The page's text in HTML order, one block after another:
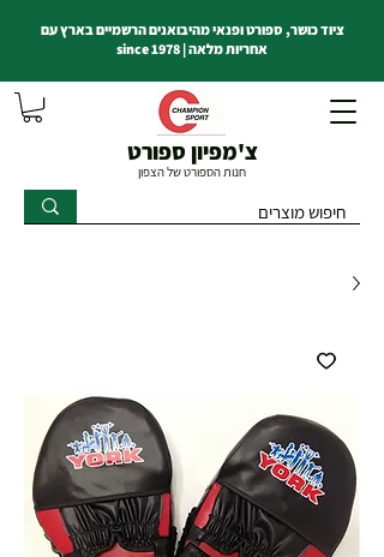
צ'מפיון ספורט
חנות הספורט של הצפון
ציוד כושר, ספורט ופנאי מהיבואנים הרשמיים בארץ עם
אחריות מלאה | since 1978